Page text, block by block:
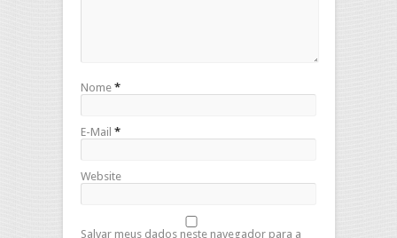
Nome *
E-Mail *
Website
Salvar meus dados neste navegador para a